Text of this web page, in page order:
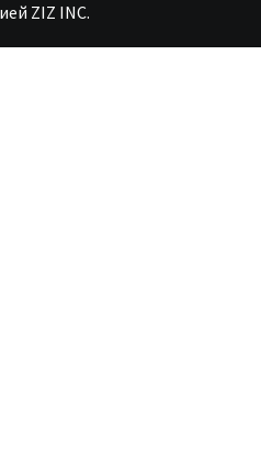
ZIZ INC.